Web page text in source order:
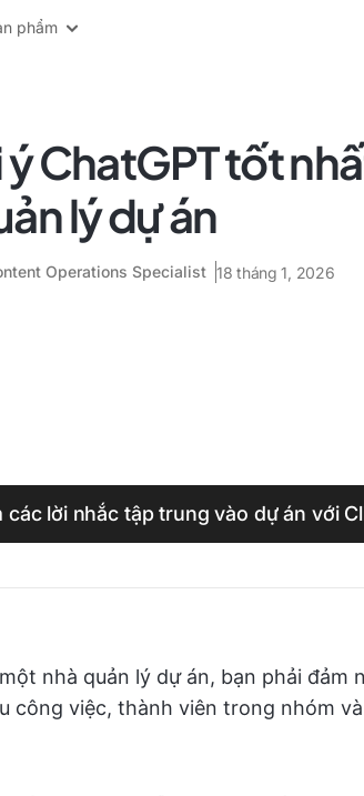
phẩm
ChatGPT tốt
lý dự án
Operations Specialist 18 tháng 1, 2026
các lời nhắc tập trung vào dự án với
nhà quản lý dự án, bạn phải đảm
công việc, thành viên trong nhóm